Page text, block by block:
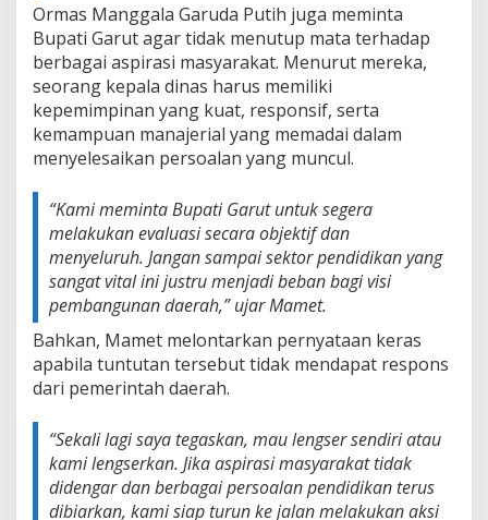
Ormas Manggala Garuda Putih juga meminta
Bupati Garut agar tidak menutup mata terhadap
berbagai aspirasi masyarakat. Menurut mereka,
seorang kepala dinas harus memiliki
kepemimpinan yang kuat, responsif, serta
kemampuan manajerial yang memadai dalam
menyelesaikan persoalan yang muncul.
“Kami meminta Bupati Garut untuk segera
melakukan evaluasi secara objektif dan
menyeluruh. Jangan sampai sektor pendidikan yang
sangat vital ini justru menjadi beban bagi visi
pembangunan daerah,” ujar Mamet.
Bahkan, Mamet melontarkan pernyataan keras
apabila tuntutan tersebut tidak mendapat respons
dari pemerintah daerah.
“Sekali lagi saya tegaskan, mau lengser sendiri atau
kami lengserkan. Jika aspirasi masyarakat tidak
didengar dan berbagai persoalan pendidikan terus
dibiarkan, kami siap turun ke jalan melakukan aksi